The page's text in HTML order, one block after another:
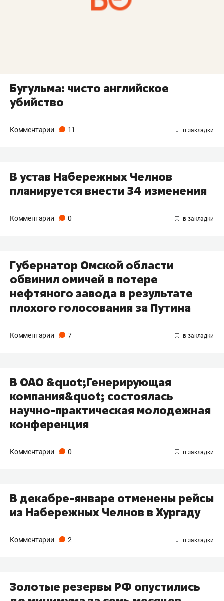
Бугульма: чисто английское
убийство
Комментарии 11
В устав Набережных Челнов
планируется внести 34 изменения
Комментарии 0
Губернатор Омской области
обвинил омичей в потере
нефтяного завода в результате
плохого голосования за Путина
Комментарии 7
В ОАО &quot;Генерирующая
компания&quot; состоялась
научно-практическая молодежная
конференция
Комментарии 0
В декабре-январе отменены рейсы
из Набережных Челнов в Хургаду
Комментарии 2
Золотые резервы РФ опустились